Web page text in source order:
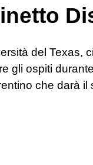
del Texas,
gli ospiti
che darà il